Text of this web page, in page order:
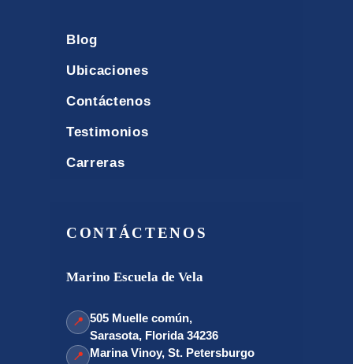
Blog
Ubicaciones
Contáctenos
Testimonios
Carreras
CONTÁCTENOS
Marino Escuela de Vela
📍 505 Muelle común,
Sarasota, Florida 34236
📍 Marina Vinoy, St. Petersburgo